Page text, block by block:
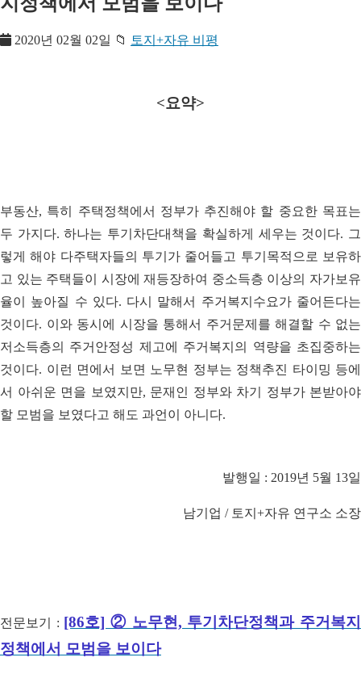
2020년 02월 02일 📁 토지+자유 비평
<요약>
부동산, 특히 주택정책에서 정부가 추진해야 할 중요한 목표는
두 가지다. 하나는 투기차단대책을 확실하게 세우는 것이다. 그
렇게 해야 다주택자들의 투기가 줄어들고 투기목적으로 보유하
고 있는 주택들이 시장에 재등장하여 중소득층 이상의 자가보유
율이 높아질 수 있다. 다시 말해서 주거복지수요가 줄어든다는
것이다. 이와 동시에 시장을 통해서 주거문제를 해결할 수 없는
저소득층의 주거안정성 제고에 주거복지의 역량을 초집중하는
것이다. 이런 면에서 보면 노무현 정부는 정책추진 타이밍 등에
서 아쉬운 면을 보였지만, 문재인 정부와 차기 정부가 본받아야
할 모범을 보였다고 해도 과언이 아니다.
발행일 : 2019년 5월 13일
남기업 / 토지+자유 연구소 소장
전문보기 : [86호] ② 노무현, 투기차단정책과 주거복지
정책에서 모범을 보이다